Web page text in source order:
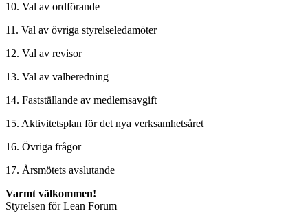
10. Val av ordförande
11. Val av övriga styrelseledamöter
12. Val av revisor
13. Val av valberedning
14. Fastställande av medlemsavgift
15. Aktivitetsplan för det nya verksamhetsåret
16. Övriga frågor
17. Årsmötets avslutande
Varmt välkommen!
Styrelsen för Lean Forum